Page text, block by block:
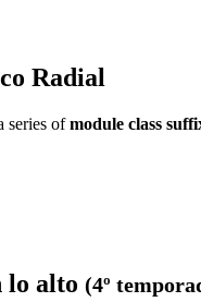
Radial
series ofmodule class
lo alto (4º